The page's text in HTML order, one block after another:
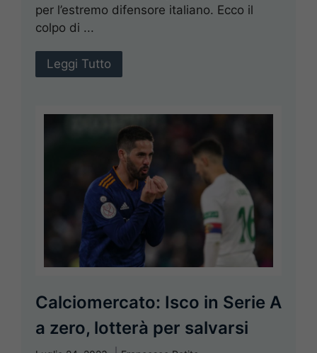
per l’estremo difensore italiano. Ecco il
colpo di ...
Leggi Tutto
Calciomercato: Isco in Serie A
a zero, lotterà per salvarsi